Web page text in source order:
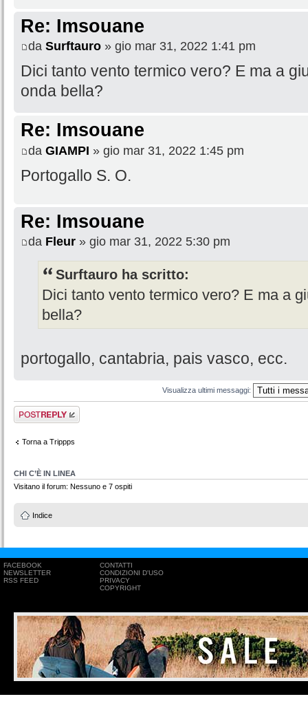
Re: Imsouane
da Surftauro » gio mar 31, 2022 1:41 pm
Dici tanto vento termico vero? E ma a
onda bella?
Re: Imsouane
da GIAMPI » gio mar 31, 2022 1:45 pm
Portogallo S. O.
Re: Imsouane
da Fleur » gio mar 31, 2022 5:30 pm
Surftauro ha scritto:
Dici tanto vento termico vero? E ma a
bella?
portogallo, cantabria, pais vasco, ecc.
Visualizza ultimi messaggi:
Rispondi al
messaggio
Torna a Trippps
CHI C’È IN LINEA
Visitano il forum: Nessuno e 7 ospiti
Indice
FACEBOOK
NEWSLETTER
RSS FEED
CONTATTI
CONDIZIONI D'USO
PRIVACY
COPYRIGHT